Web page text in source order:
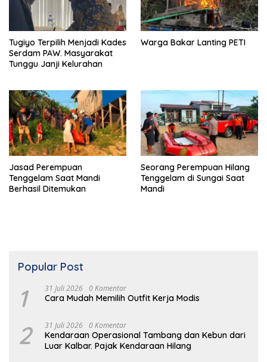
Tugiyo Terpilih Menjadi Kades
Serdam PAW. Masyarakat
Tunggu Janji Kelurahan
Warga Bakar Lanting PETI
Jasad Perempuan
Tenggelam Saat Mandi
Berhasil Ditemukan
Seorang Perempuan Hilang
Tenggelam di Sungai Saat
Mandi
Popular Post
1 31 Juli 2026 0 Komentar
Cara Mudah Memilih Outfit Kerja Modis
2 31 Juli 2026 0 Komentar
Kendaraan Operasional Tambang dan Kebun dari
Luar Kalbar. Pajak Kendaraan Hilang